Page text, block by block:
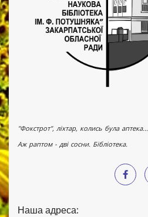
"Фокстрот", ліхтар, колись була аптека...
Аж раптом - дві сосни. Бібліотека.
Наша адреса: